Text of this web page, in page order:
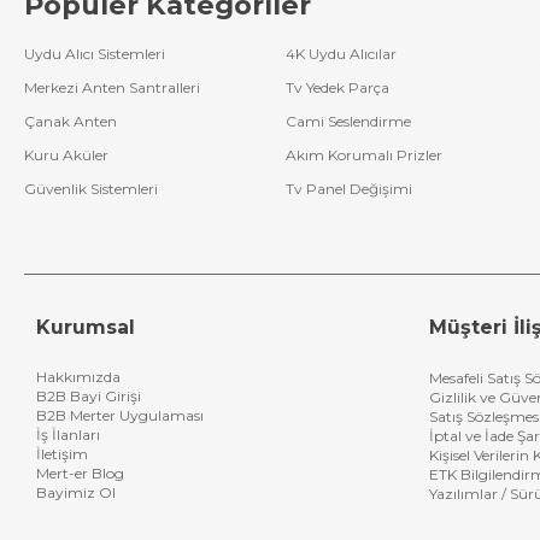
Uydu Alıcı Sistemleri 4K Uydu Alıcılar
Merkezi Anten Santralleri
Tv Yedek Parça
Çanak Anten
Cami Seslendirme
Kuru Aküler
Akım Korumalı Prizler
Güvenlik Sistemleri
Tv Panel Değişimi
Kurumsal
Hakkımızda
B2B Bayi Girişi
B2B Merter Uygulaması
İş İlanları
İletişim
Mert-er Blog
Bayimiz Ol
Müşteri
Mesafeli Satış
Gizlilik ve
Satış Sözleşmesi
İptal ve İade
Kişisel Verilerin
ETK
Yazılımlar /